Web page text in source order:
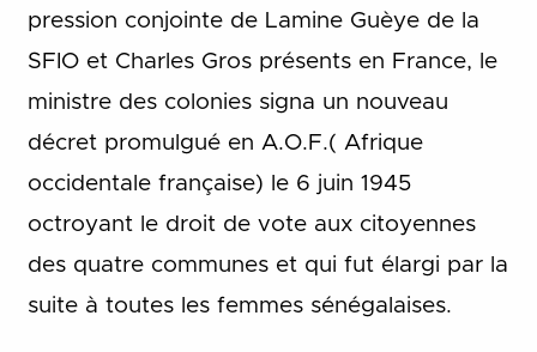
pression conjointe de Lamine Guèye de la
SFIO et Charles Gros présents en France, le
ministre des colonies signa un nouveau
décret promulgué en A.O.F.( Afrique
occidentale française) le 6 juin 1945
octroyant le droit de vote aux citoyennes
des quatre communes et qui fut élargi par la
suite à toutes les femmes sénégalaises.